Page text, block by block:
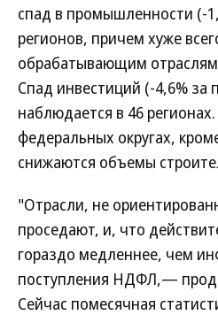
спад в промышленности (-
регионов, причем хуже
обрабатывающим отраслям
Спад инвестиций (-4,6% за
наблюдается в 46
федеральных округах,
снижаются объемы
"Отрасли, не
проседают, и, что
гораздо медленнее, чем
поступления НДФЛ,—
Сейчас помесячная